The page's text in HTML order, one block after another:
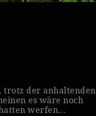
trotz der anhaltenden
es wäre noch
werfen…